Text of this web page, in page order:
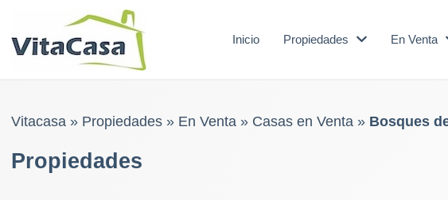
Inicio Propiedades En Venta
Vitacasa» Propiedades» En Venta» Casas en Venta» Bosques
Propiedades